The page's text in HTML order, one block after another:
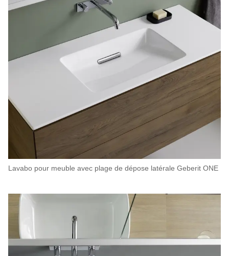
Lavabo pour meuble avec plage de dépose latérale Geberit ONE